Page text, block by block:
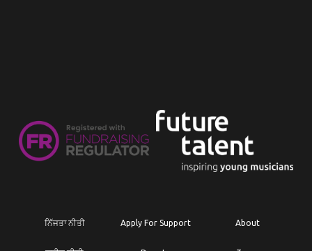
ਨਿੱਜਤਾ ਨੀਤੀ Apply For Support About